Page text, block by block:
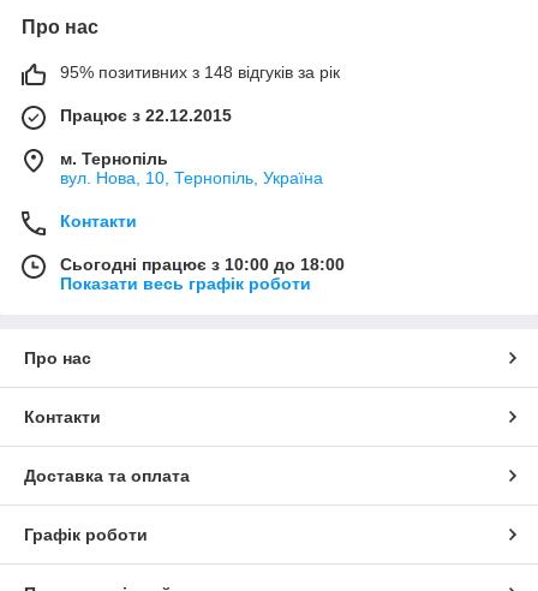
Про нас
95% позитивних з 148 відгуків за рік
Працює з 22.12.2015
м. Тернопіль
вул. Нова, 10, Тернопіль, Україна
Контакти
Сьогодні працює з 10:00 до 18:00
Показати весь графік роботи
Про нас
Контакти
Доставка та оплата
Графік роботи